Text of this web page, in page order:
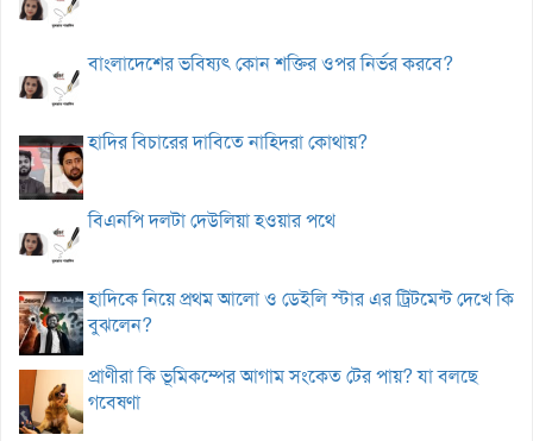
বাংলাদেশের ভবিষ্যৎ কোন শক্তির ওপর নির্ভর করবে?
হাদির বিচারের দাবিতে নাহিদরা কোথায়?
বিএনপি দলটা দেউলিয়া হওয়ার পথে
হাদিকে নিয়ে প্রথম আলো ও ডেইলি স্টার এর ট্রিটমেন্ট দেখে কি
বুঝলেন?
প্রাণীরা কি ভূমিকম্পের আগাম সংকেত টের পায়? যা বলছে
গবেষণা